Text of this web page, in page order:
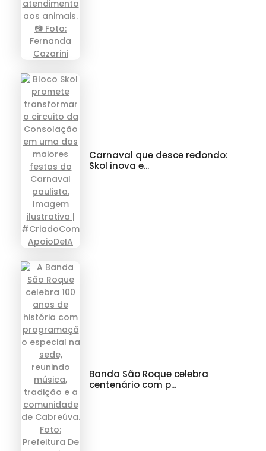
Carnaval que desce redondo:
Skol inova e...
Banda São Roque celebra
centenário com p...